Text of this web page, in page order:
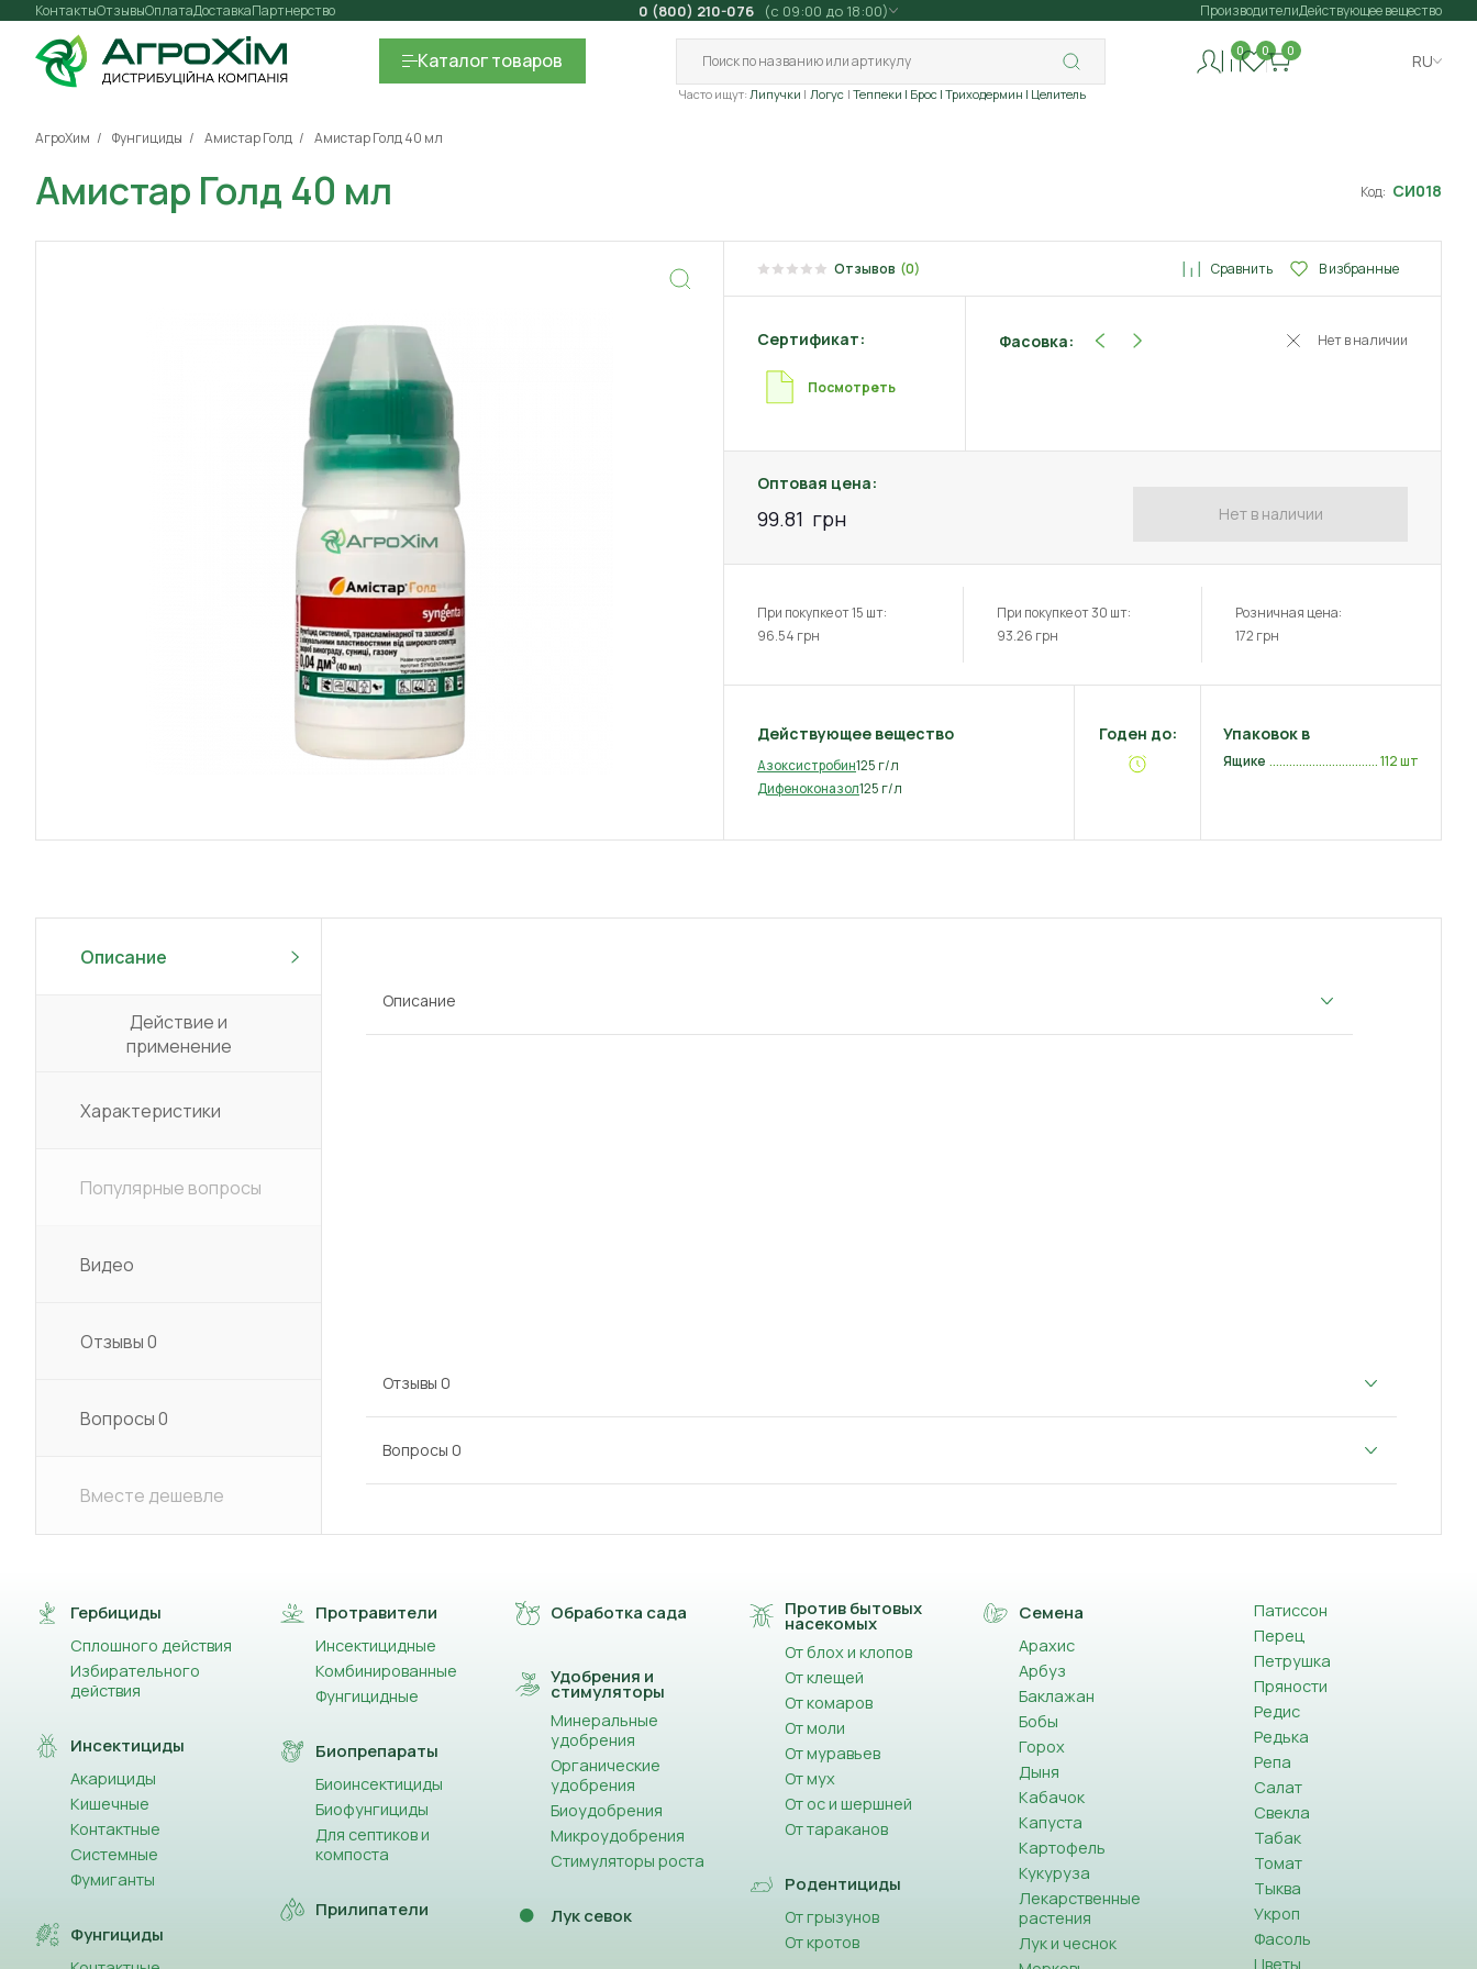
Контакты Оплата
Отзывы ДоставкаПартнерство 0 (800) 210-076 (с 09:00 до 18:00) ПроизводителиДействующее вещество
Каталогтоваров
Часто ищут: Липучки Логус Теппеки | Брос | Триходермин | Целитель
0 0 0
RU
АгроХим Фунгициды Амистар Голд Амистар Голд 40 мл
Амистар Голд 40 мл Код: СИ018
Отзывов (0) Сравнить В избранные
Сертификат:
Посмотреть
Фасовка: Нет в наличии
Оптовая цена:
99.81 грн Нет в наличии
При покупке от 15 шт:
96.54 грн
При покупке от 30 шт:
93.26 грн
Розничная цена:
172 грн
Действующее вещество
Азоксистробин125 г/л
Дифеноконазол125 г/л
Годен до: Упаковок в
Ящике 112 шт
Описание
Действие и
применение
Характеристики
Популярные вопросы
Видео
Отзывы0
Вопросы0
Вместе дешевле
Описание
Отзывы 0
Вопросы 0
Гербициды
Сплошного действия
Избирательного
действия
Инсектициды
Акарициды
Кишечные
Контактные
Системные
Фумиганты
Фунгициды
Протравители
Инсектицидные
Комбинированные
Фунгицидные
Биопрепараты
Биоинсектициды
Биофунгициды
Для септиков и
компоста
Прилипатели
Обработка сада
Удобрения и
стимуляторы
Минеральные
удобрения
Органические
удобрения
Биоудобрения
Микроудобрения
Стимуляторы роста
Лук севок
Против бытовых
насекомых
От блох и клопов
От клещей
От комаров
От моли
От муравьев
От мух
От ос и шершней
От тараканов
Родентициды
От грызунов
От кротов
Семена
Арахис
Арбуз
Баклажан
Бобы
Горох
Дыня
Кабачок
Капуста
Картофель
Кукуруза
Лекарственные
растения
Лук и чеснок
Патиссон
Перец
Петрушка
Пряности
Редис
Редька
Репа
Салат
Свекла
Табак
Томат
Тыква
Укроп
Фасоль
Цветы